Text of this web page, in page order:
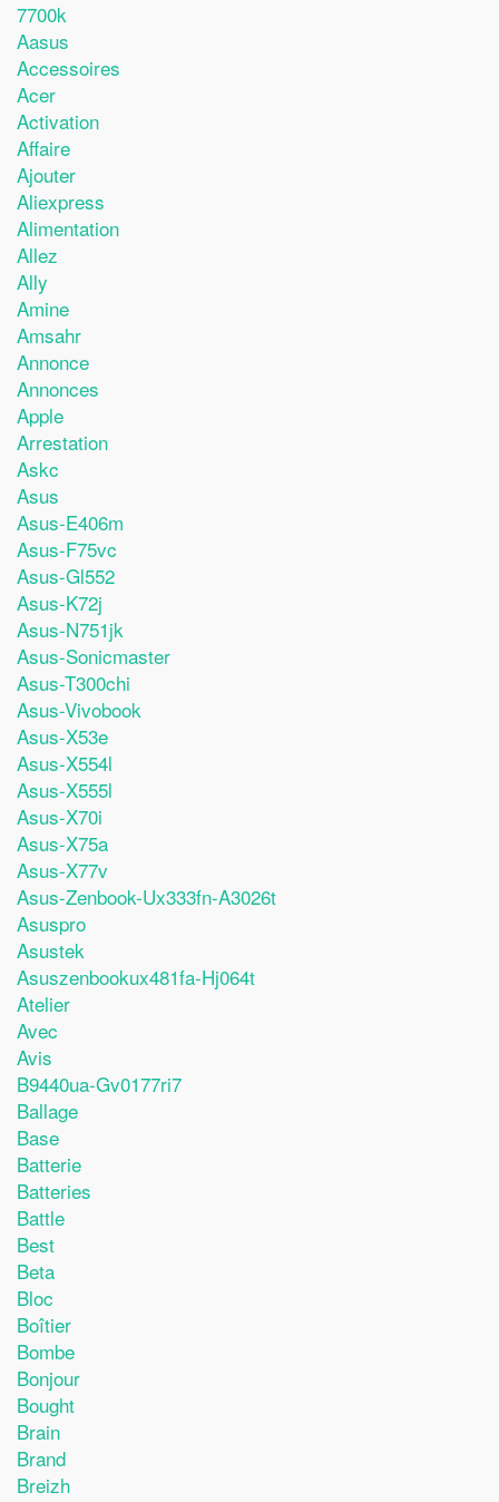
7700k
Aasus
Accessoires
Acer
Activation
Affaire
Ajouter
Aliexpress
Alimentation
Allez
Ally
Amine
Amsahr
Annonce
Annonces
Apple
Arrestation
Askc
Asus
Asus-E406m
Asus-F75vc
Asus-Gl552
Asus-K72j
Asus-N751jk
Asus-Sonicmaster
Asus-T300chi
Asus-Vivobook
Asus-X53e
Asus-X554l
Asus-X555l
Asus-X70i
Asus-X75a
Asus-X77v
Asus-Zenbook-Ux333fn-A3026t
Asuspro
Asustek
Asuszenbookux481fa-Hj064t
Atelier
Avec
Avis
B9440ua-Gv0177ri7
Ballage
Base
Batterie
Batteries
Battle
Best
Beta
Bloc
Boîtier
Bombe
Bonjour
Bought
Brain
Brand
Breizh